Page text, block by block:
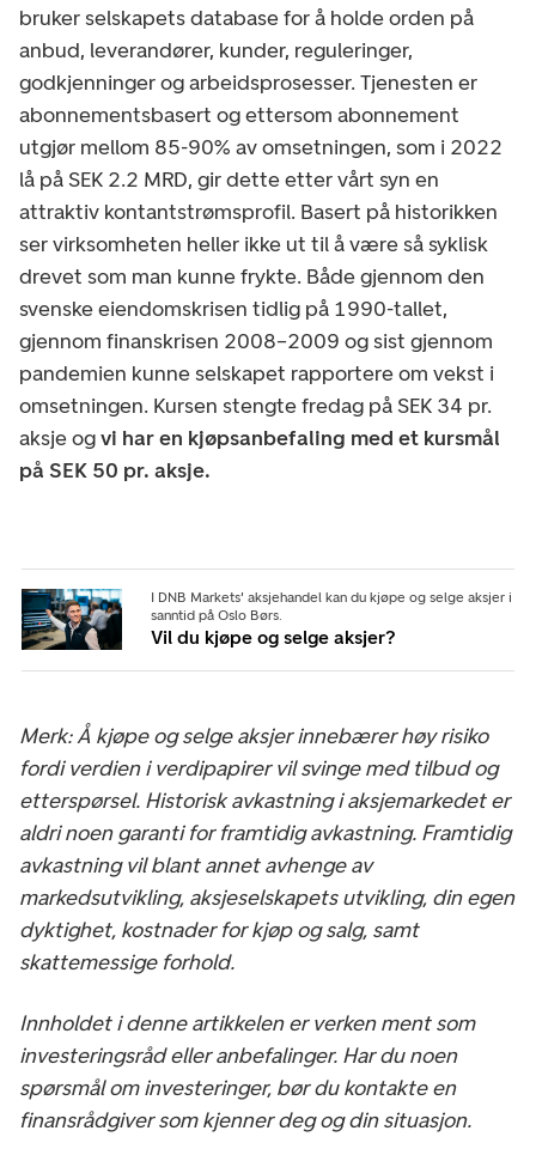
bruker selskapets database for å holde orden på
anbud, leverandører, kunder, reguleringer,
godkjenninger og arbeidsprosesser. Tjenesten er
abonnementsbasert og ettersom abonnement
utgjør mellom 85-90% av omsetningen, som i 2022
lå på SEK 2.2 MRD, gir dette etter vårt syn en
attraktiv kontantstrømsprofil. Basert på historikken
ser virksomheten heller ikke ut til å være så syklisk
drevet som man kunne frykte. Både gjennom den
svenske eiendomskrisen tidlig på 1990-tallet,
gjennom finanskrisen 2008–2009 og sist gjennom
pandemien kunne selskapet rapportere om vekst i
omsetningen. Kursen stengte fredag på SEK 34 pr.
aksje ogvi har en kjøpsanbefaling med et kursmål
på SEK 50 pr. aksje.
I DNB Markets' aksjehandel kan du kjøpe og selge aksjer i
sanntid på Oslo Børs.
Vil du kjøpe og selge aksjer?
Merk: Å kjøpe og selge aksjer innebærer høy risiko
fordi verdien i verdipapirer vil svinge med tilbud og
etterspørsel. Historisk avkastning i aksjemarkedet er
aldri noen garanti for framtidig avkastning. Framtidig
avkastning vil blant annet avhenge av
markedsutvikling, aksjeselskapets utvikling, din egen
dyktighet, kostnader for kjøp og salg, samt
skattemessige forhold.
Innholdet i denne artikkelen er verken ment som
investeringsråd eller anbefalinger. Har du noen
spørsmål om investeringer, bør du kontakte en
finansrådgiver som kjenner deg og din situasjon.